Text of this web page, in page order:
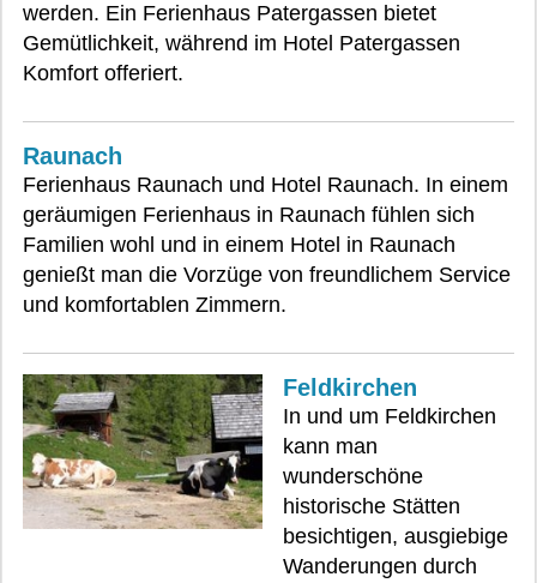
werden. Ein Ferienhaus Patergassen bietet
Gemütlichkeit, während im Hotel Patergassen
Komfort offeriert.
Raunach
Ferienhaus Raunach und Hotel Raunach. In einem
geräumigen Ferienhaus in Raunach fühlen sich
Familien wohl und in einem Hotel in Raunach
genießt man die Vorzüge von freundlichem Service
und komfortablen Zimmern.
Feldkirchen
In und um Feldkirchen
kann man
wunderschöne
historische Stätten
besichtigen, ausgiebige
Wanderungen durch